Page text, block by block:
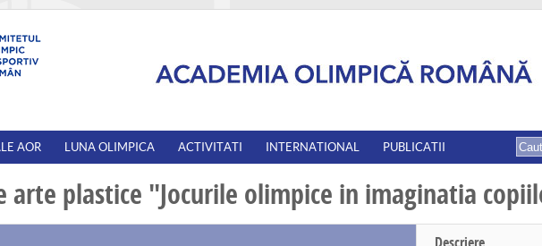
AOR LUNA OLIMPICA ACTIVITATI INTERNATIONAL PUBLICATII
arte plastice "Jocurile olimpice in imaginatia